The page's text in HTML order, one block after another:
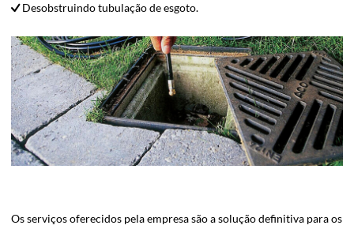
Desobstruindo tubulação de esgoto.
Os serviços oferecidos pela empresa são a solução definitiva para os